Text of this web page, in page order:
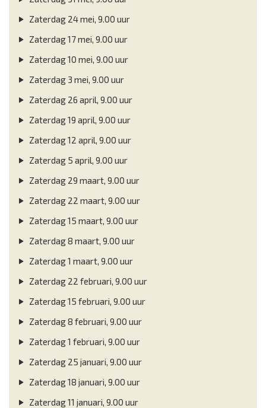
Zaterdag 24 mei, 9.00 uur
Zaterdag 17 mei, 9.00 uur
Zaterdag 10 mei, 9.00 uur
Zaterdag 3 mei, 9.00 uur
Zaterdag 26 april, 9.00 uur
Zaterdag 19 april, 9.00 uur
Zaterdag 12 april, 9.00 uur
Zaterdag 5 april, 9.00 uur
Zaterdag 29 maart, 9.00 uur
Zaterdag 22 maart, 9.00 uur
Zaterdag 15 maart, 9.00 uur
Zaterdag 8 maart, 9.00 uur
Zaterdag 1 maart, 9.00 uur
Zaterdag 22 februari, 9.00 uur
Zaterdag 15 februari, 9.00 uur
Zaterdag 8 februari, 9.00 uur
Zaterdag 1 februari, 9.00 uur
Zaterdag 25 januari, 9.00 uur
Zaterdag 18 januari, 9.00 uur
Zaterdag 11 januari, 9.00 uur